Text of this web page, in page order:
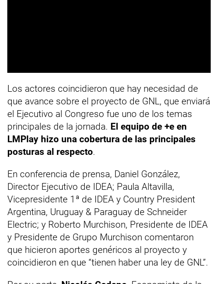
Los actores coincidieron que hay necesidad de
que avance sobre el proyecto de GNL, que enviará
el Ejecutivo al Congreso fue uno de los temas
principales de la jornada. El equipo de +e en
LMPlay hizo una cobertura de las principales
posturas al respecto.
En conferencia de prensa, Daniel González,
Director Ejecutivo de IDEA; Paula Altavilla,
Vicepresidente 1ª de IDEA y Country President
Argentina, Uruguay & Paraguay de Schneider
Electric; y Roberto Murchison, Presidente de IDEA
y Presidente de Grupo Murchison comentaron
que hicieron aportes genéricos al proyecto y
coincidieron en que “tienen haber una ley de GNL”.